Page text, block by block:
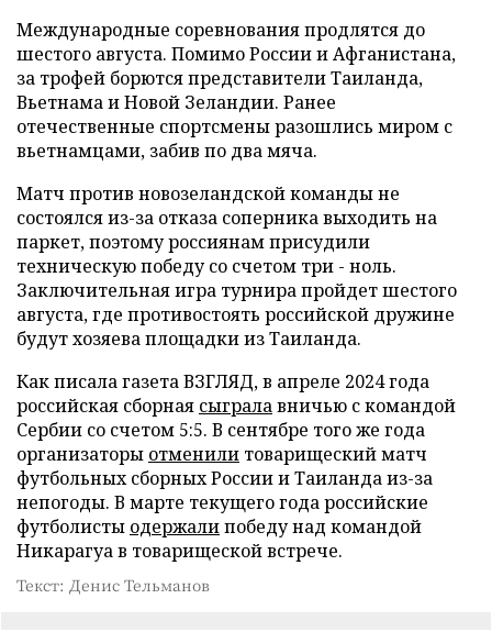
Международные соревнования продлятся до
шестого августа. Помимо России и Афганистана,
за трофей борются представители Таиланда,
Вьетнама и Новой Зеландии. Ранее
отечественные спортсмены разошлись миром с
вьетнамцами, забив по два мяча.
Матч против новозеландской команды не
состоялся из-за отказа соперника выходить на
паркет, поэтому россиянам присудили
техническую победу со счетом три - ноль.
Заключительная игра турнира пройдет шестого
августа, где противостоять российской дружине
будут хозяева площадки из Таиланда.
Как писала газета ВЗГЛЯД, в апреле 2024 года
российская сборная сыгралавничью с командой
Сербии со счетом 5:5. В сентябре того же года
организаторы отменили товарищеский матч
футбольных сборных России и Таиланда из-за
непогоды. В марте текущего года российские
футболисты одержалипобеду над командой
Никарагуа в товарищеской встрече.
Текст: Денис Тельманов